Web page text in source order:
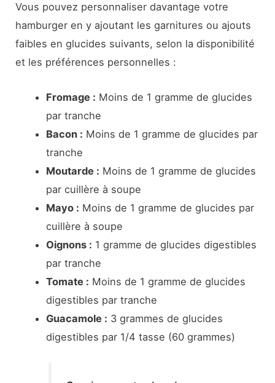
Vous pouvez personnaliser davantage votre
hamburger en y ajoutant les garnitures ou ajouts
faibles en glucides suivants, selon la disponibilité
et les préférences personnelles :
Fromage : Moins de 1 gramme de glucides
par tranche
Bacon : Moins de 1 gramme de glucides par
tranche
Moutarde : Moins de 1 gramme de glucides
par cuillère à soupe
Mayo : Moins de 1 gramme de glucides par
cuillère à soupe
Oignons : 1 gramme de glucides digestibles
par tranche
Tomate : Moins de 1 gramme de glucides
digestibles par tranche
Guacamole : 3 grammes de glucides
digestibles par 1/4 tasse (60 grammes)